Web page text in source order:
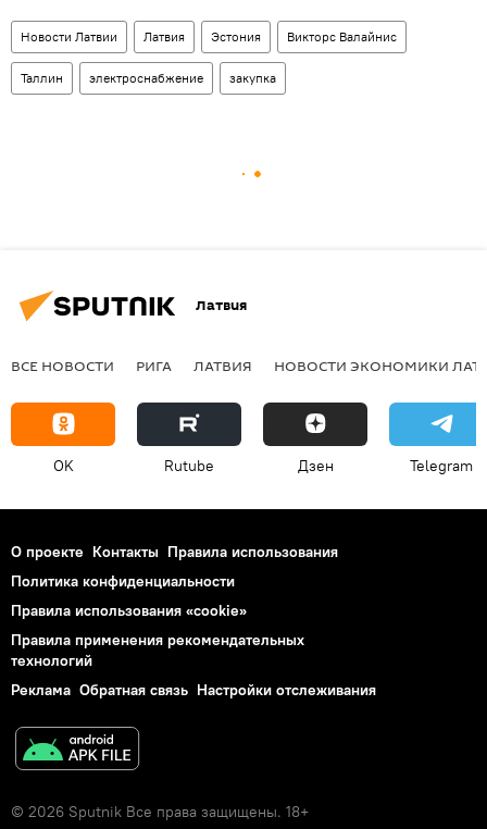
Новости Латвии Латвия Эстония Викторс Валайнис
Таллин электроснабжение закупка
Латвия
ВСЕ НОВОСТИ РИГА ЛАТВИЯ НОВОСТИ ЭКОНОМИКИ
OK Rutube Дзен Telegram
О проекте Контакты Правила использования
Политика конфиденциальности
Правила использования «cookie»
Правила применения рекомендательных
технологий
Реклама Обратная связь Настройки отслеживания
© 2026 Sputnik Все права защищены. 18+